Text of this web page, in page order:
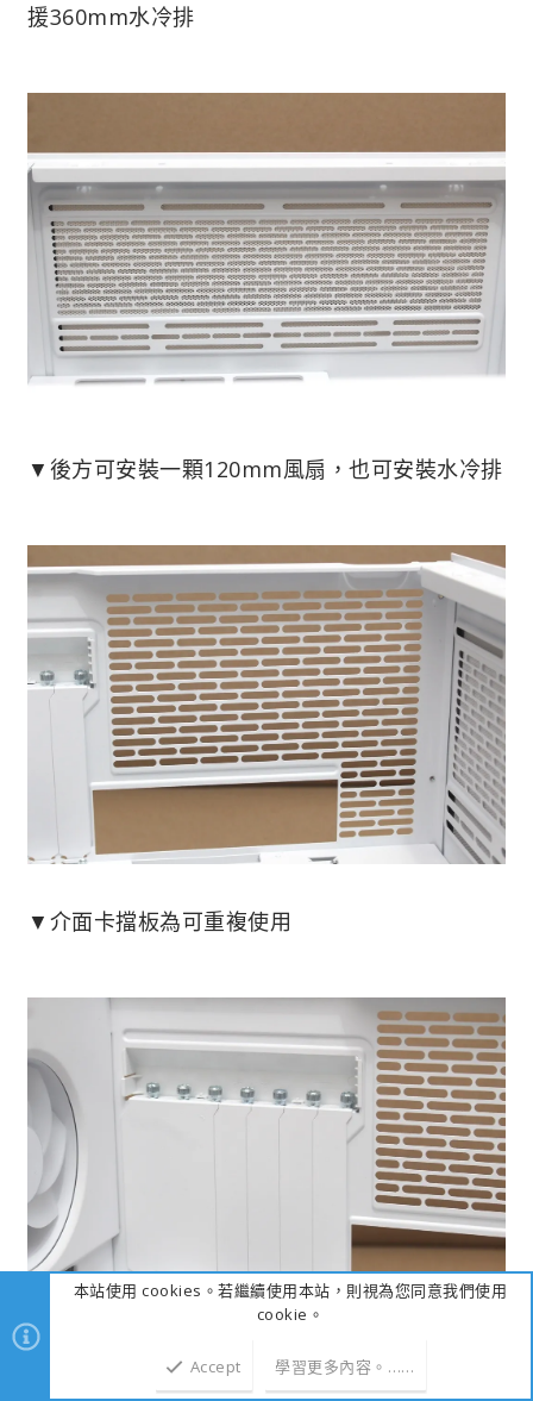
援360mm水冷排
▼後方可安裝一顆120mm風扇，也可安裝水冷排
▼介面卡擋板為可重複使用
▼底下內建兩顆Aspect 120mm ARGB風扇，同
本站使用 cookies。若繼續使用本站，則視為您同意我們使用
cookie。
Accept 學習更多內容。……